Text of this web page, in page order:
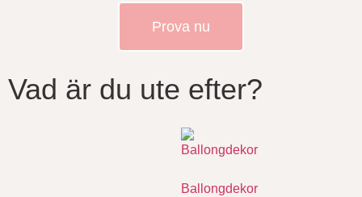
Prova nu
Vad är du ute efter?
Ballongdekor